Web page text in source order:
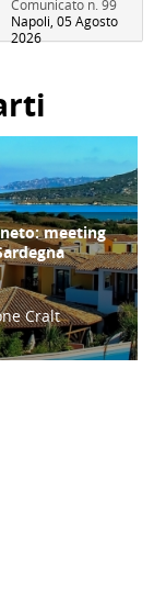
Comunicato n. 99
Napoli, 05 Agosto
2026
meeting
Cralt